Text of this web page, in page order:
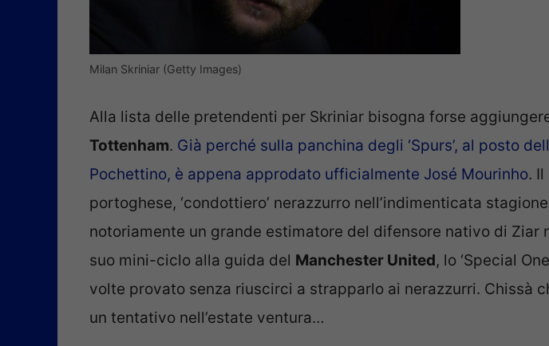
Milan Skriniar (Getty Images)
Alla lista delle pretendenti per Skriniar bisogna forse
Tottenham. Già perché sulla panchina degli ‘Spurs’, al posto
Pochettino, è appena approdato ufficialmente José Mourinho. Il
portoghese, ‘condottiero’ nerazzurro nell’indimenticata
notoriamente un grande estimatore del difensore nativo di Ziar
suo mini-ciclo alla guida del Manchester United, lo ‘Special
volte provato senza riuscirci a strapparlo ai nerazzurri. Chissà
un tentativo nell’estate ventura…